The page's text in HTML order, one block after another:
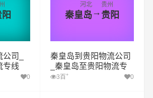
司_
专线
0
河北
秦皇岛→
贵州
贵阳
秦皇岛到贵阳物流公司
_秦皇岛至贵阳物流专
线3百+ 0